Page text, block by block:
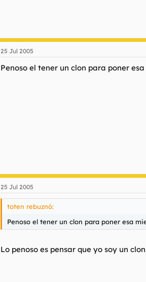
25 Jul 2005
Penoso el tener un clon para poner
25 Jul 2005
toten rebuznó:
Penoso el tener un clon para poner esa
Lo penoso es pensar que yo soy un